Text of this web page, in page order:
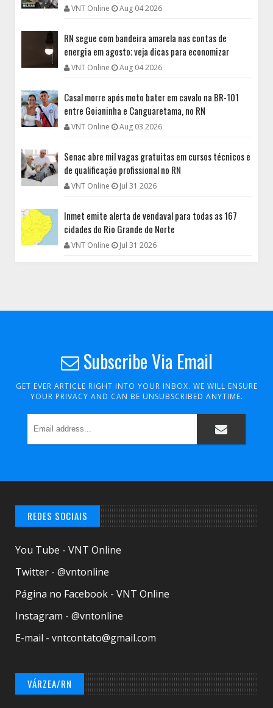
VNT Online Aug 04 2026
RN segue com bandeira amarela nas contas de
energia em agosto; veja dicas para economizar
VNT Online Aug 04 2026
Casal morre após moto bater em cavalo na BR-101
entre Goianinha e Canguaretama, no RN
VNT Online Aug 03 2026
Senac abre mil vagas gratuitas em cursos técnicos e
de qualificação profissional no RN
VNT Online Jul 31 2026
Inmet emite alerta de vendaval para todas as 167
cidades do Rio Grande do Norte
VNT Online Jul 31 2026
Subscribe Via Email
GET EVER ARTICLE RIGHT INTO YOUR INBOX. WE WILL ENSURE
YOUR PRIVACY AND CAN BE UNSUBSCRIBED ANYTIME.
REDES SOCIAIS
You Tube - VNT Online
Twitter - @vntonline
Página no Facebook - VNT Online
Instagram - @vntonline
E-mail - vntcontato@gmail.com
VÁRZEA/RN